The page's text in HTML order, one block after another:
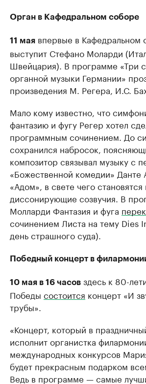
Орган в Кафедральном соборе
11 мая впервые в Кафедральном
выступит Стефано Моларди
Швейцария). В программе «Три
органной музыки Германии»
произведения М. Регера, И.С.
Мало кому известно, что
фантазию и фугу Регер хотел
программным сочинением. До
сохранился набросок,
композитор связывал музыку с
«Божественной комедии» Данте
«Адом», в свете чего
диссонирующие созвучия. В
Молларди Фантазия и фуга
сочинением Листа на тему Dies
день страшного суда).
Победный концерт в
10 мая в 16 часов здесь к 80-
Победы состоится концерт «И
трубы».
«Концерт, который в
исполнит органистка
международных конкурсов
будет прекрасным подарком
Ведь в программе — самые